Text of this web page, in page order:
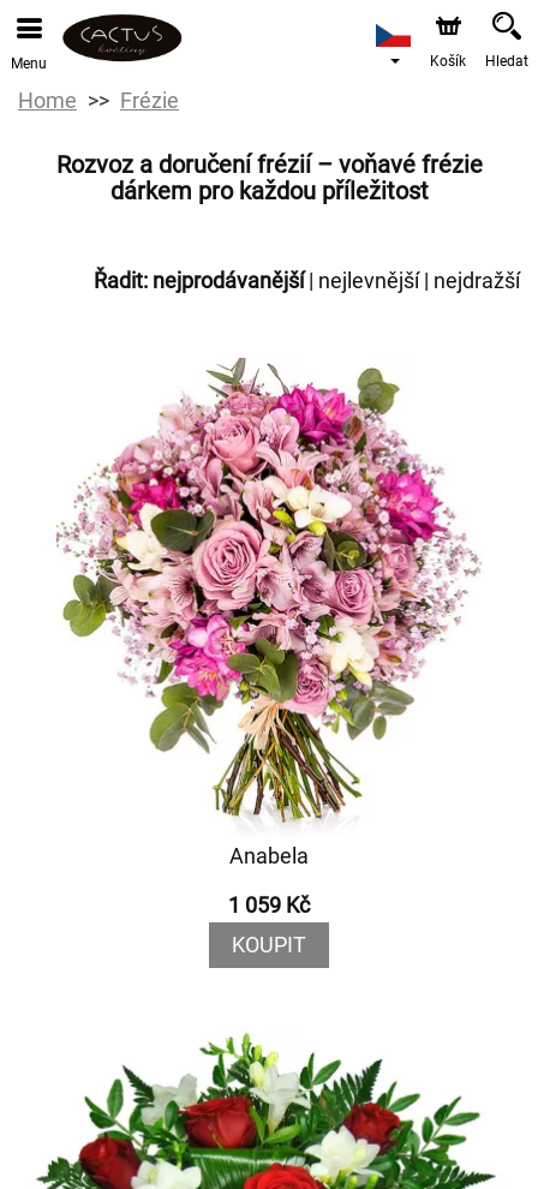
Menu Košík Hledat
Home Frézie
Rozvoz a doručení frézií – voňavé frézie
dárkem pro každou příležitost
Řadit: nejprodávanější| nejlevnější| nejdražší
Anabela
1 059 Kč
KOUPIT